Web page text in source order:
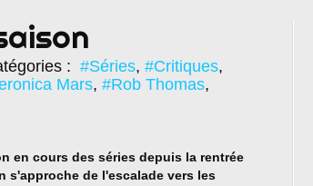
: #Séries, #Critiques,
Mars, #Rob Thomas,
en cours des séries depuis la rentrée
s'approche de l'escalade vers les